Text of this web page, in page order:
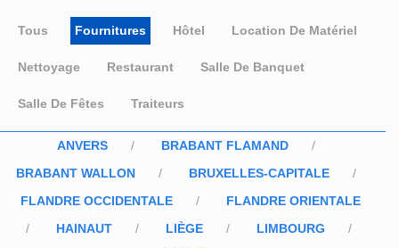
Tous Fournitures Hôtel Location De Matériel
Nettoyage Restaurant Salle De Banquet
Salle De Fêtes Traiteurs
ANVERS
BRABANT FLAMAND
BRABANT WALLON
BRUXELLES-CAPITALE
FLANDRE OCCIDENTALE
FLANDRE ORIENTALE
HAINAUT
LIÈGE
LIMBOURG